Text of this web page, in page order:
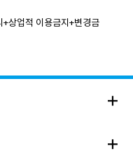
+상업적 이용금지+변경금